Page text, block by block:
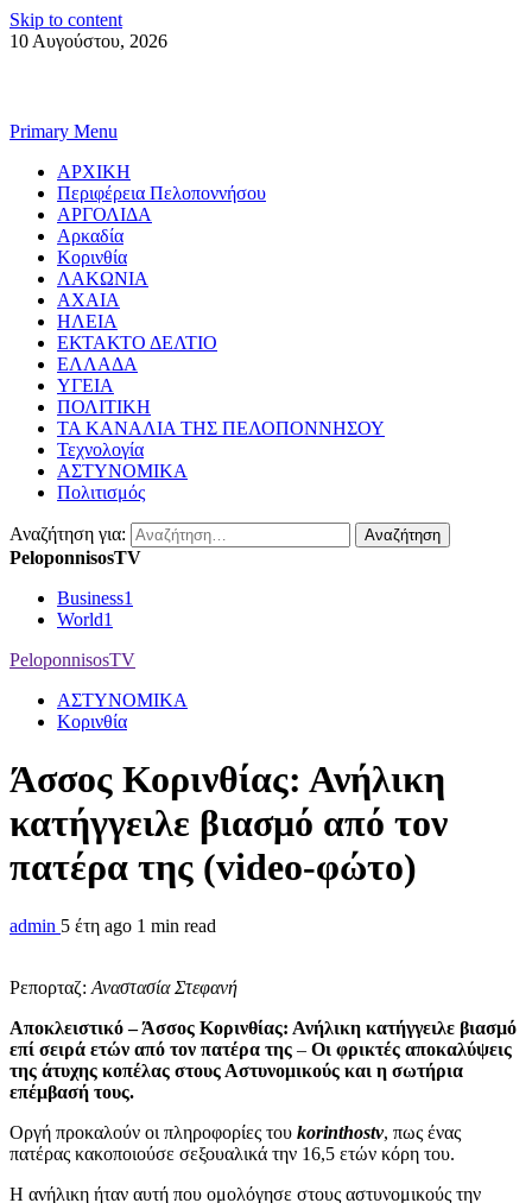
Skip to content
10 Αυγούστου, 2026
Primary Menu
ΑΡΧΙΚΗ
Περιφέρεια Πελοποννήσου
ΑΡΓΟΛΙΔΑ
Αρκαδία
Κορινθία
ΛΑΚΩΝΙΑ
ΑΧΑΙΑ
ΗΛΕΙΑ
ΕΚΤΑΚΤΟ ΔΕΛΤΙΟ
ΕΛΛΑΔΑ
ΥΓΕΙΑ
ΠΟΛΙΤΙΚΗ
ΤΑ ΚΑΝΑΛΙΑ ΤΗΣ ΠΕΛΟΠΟΝΝΗΣΟΥ
Τεχνολογία
ΑΣΤΥΝΟΜΙΚΑ
Πολιτισμός
Αναζήτηση για:
PeloponnisosTV
Business1
World1
PeloponnisosTV
ΑΣΤΥΝΟΜΙΚΑ
Κορινθία
Άσσος Κορινθίας: Ανήλικη
κατήγγειλε βιασμό από τον
πατέρα της (video-φώτο)
admin 5 έτη ago 1 min read
Ρεπορταζ: Αναστασία Στεφανή
Αποκλειστικό – Άσσος Κορινθίας: Ανήλικη κατήγγειλε βιασμό
επί σειρά ετών από τον πατέρα της – Οι φρικτές αποκαλύψεις
της άτυχης κοπέλας στους Αστυνομικούς και η σωτήρια
επέμβασή τους.
Οργή προκαλούν οι πληροφορίες του korinthostv, πως ένας
πατέρας κακοποιούσε σεξουαλικά την 16,5 ετών κόρη του.
Η ανήλικη ήταν αυτή που ομολόγησε στους αστυνομικούς την